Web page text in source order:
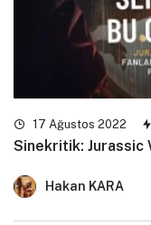
17 Ağustos 2022
Sinekritik: Jurassic
Hakan KARA